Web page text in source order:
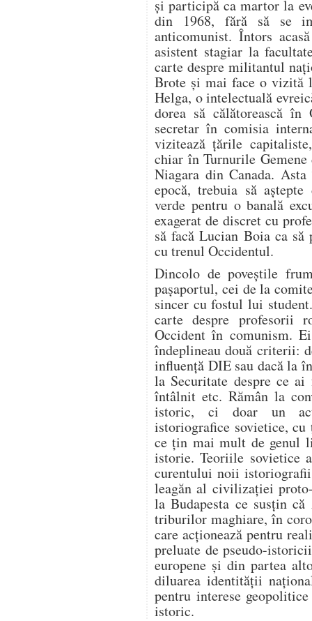
şi participă ca martor la
din 1968, fără să se
anticomunist. Întors
asistent stagiar la
carte despre militantul
Brote şi mai face o vizită
Helga, o intelectuală
dorea să călătorească
secretar în comisia
vizitează ţările
chiar în Turnurile
Niagara din Canada.
epocă, trebuia să
verde pentru o banală
exagerat de discret cu
să facă Lucian Boia ca să
cu trenul Occidentul.
Dincolo de poveştile
paşaportul, cei de la
sincer cu fostul lui
carte despre profesorii
Occident în comunism.
îndeplineau două criterii:
influenţă DIE sau dacă la
la Securitate despre ce
întâlnit etc. Rămân la
istoric, ci doar un
istoriografice sovietice, cu
ce țin mai mult de genul
istorie. Teoriile sovietice
curentului noii
leagăn al civilizației
la Budapesta ce susțin
triburilor maghiare, în
care acționează pentru
preluate de pseudo-
europene și din partea
diluarea identității
pentru interese
istoric.